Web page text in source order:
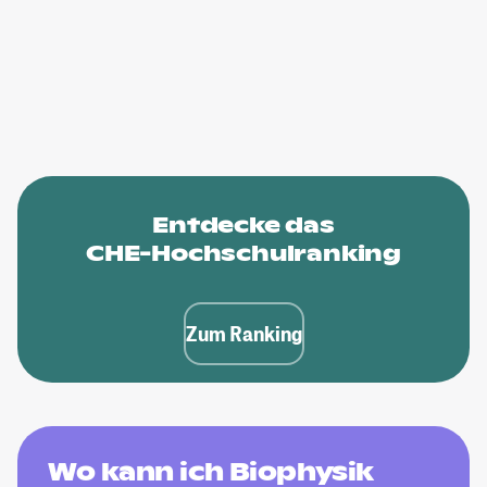
Entdecke das
CHE-Hochschulranking
Zum Ranking
Wo kann ich Biophysik